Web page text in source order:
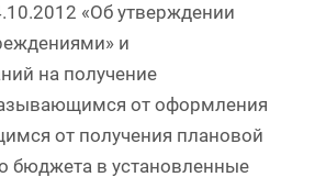
«Об утверждении
и
на получение
от оформления
от получения плановой
бюджета в установленные